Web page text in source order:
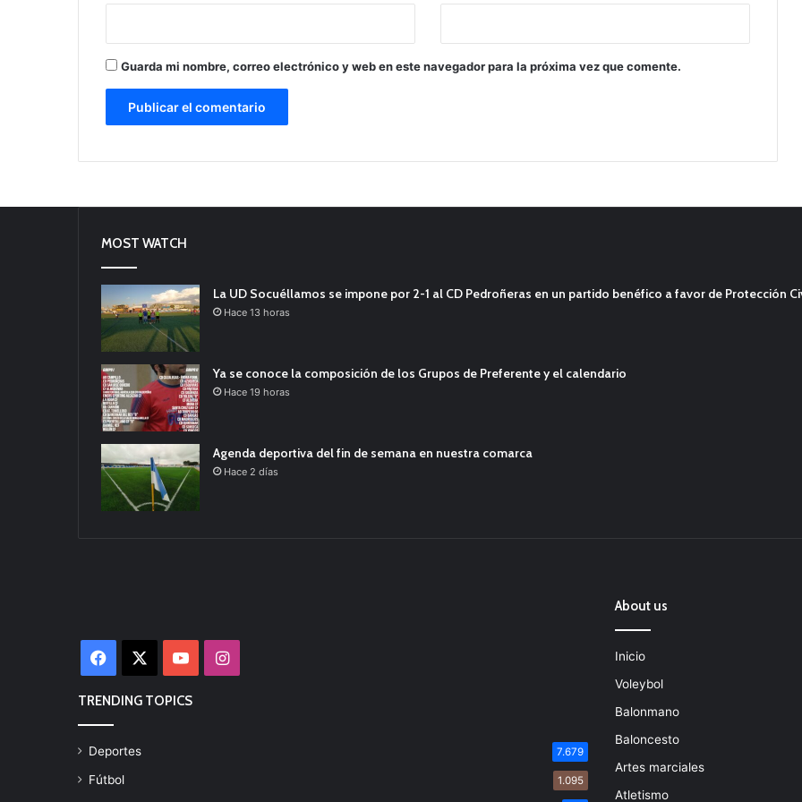
Guarda mi nombre, correo electrónico y web en este navegador para la próxima vez que comente.
MOST WATCH
La UD Socuéllamos se impone por 2-1 al CD Pedroñeras en un partido benéfico a favor de Protección
Hace 13 horas
Ya se conoce la composición de los Grupos de Preferente y el calendario
Hace 19 horas
Agenda deportiva del fin de semana en nuestra comarca
Hace 2 días
Facebook YouTubeInstagram
TRENDING TOPICS
Deportes 7.679
Fútbol 1.095
About us
Inicio
Voleybol
Balonmano
Baloncesto
Artes marciales
Atletismo